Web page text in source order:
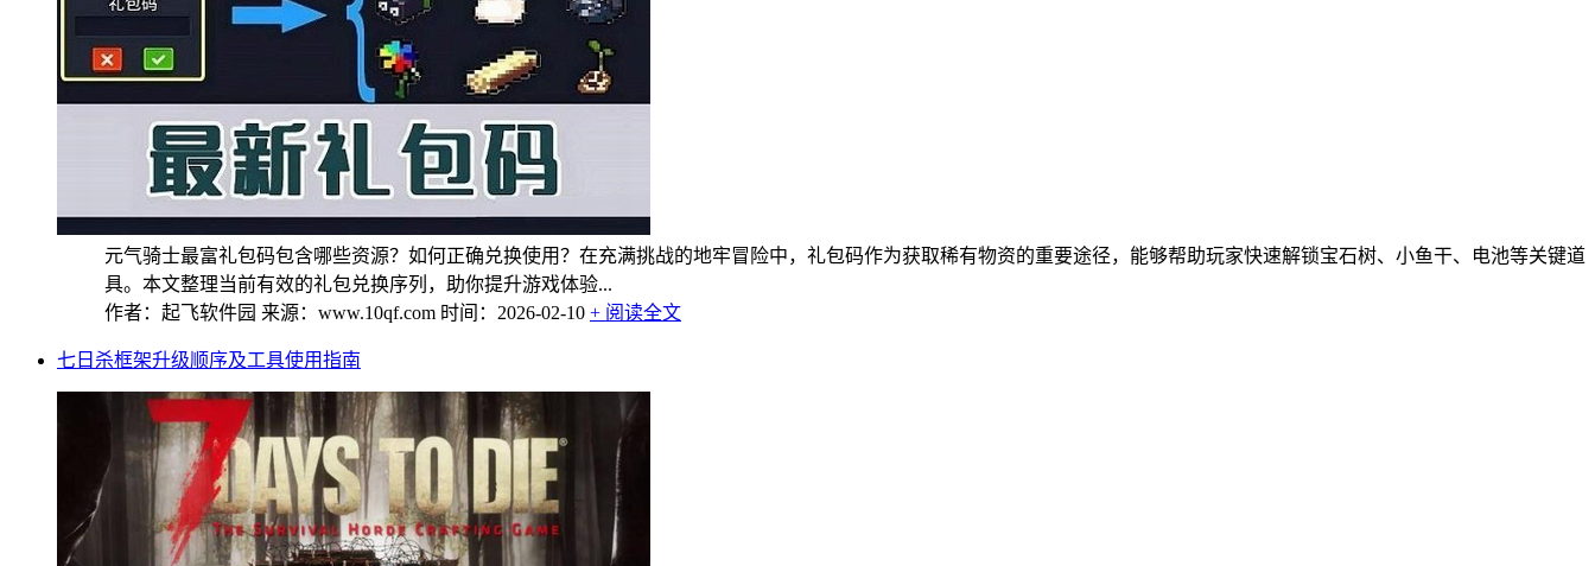
元气骑士最富礼包码包含哪些资源？如何正确兑换使用？在充满挑战的地牢冒险中，礼包码作为获取稀有物资的重要途径，能够帮助玩家快速解锁宝石树、小鱼干、电池等关键道
具。本文整理当前有效的礼包兑换序列，助你提升游戏体验...
作者：起飞软件园 来源：www.10qf.com 时间：2026-02-10 + 阅读全文
七日杀框架升级顺序及工具使用指南